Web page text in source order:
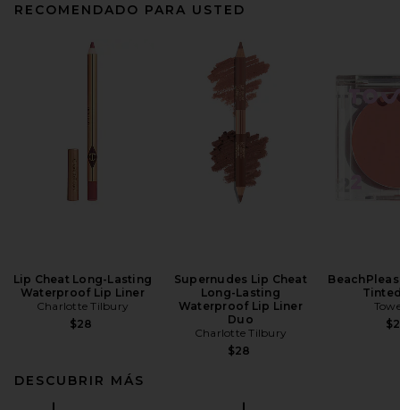
RECOMENDADO PARA USTED
Lip Cheat Long-Lasting
Waterproof Lip Liner
Charlotte Tilbury
$28
Supernudes Lip Cheat
Long-Lasting
Waterproof Lip Liner
Duo
Charlotte Tilbury
$28
DESCUBRIR MÁS